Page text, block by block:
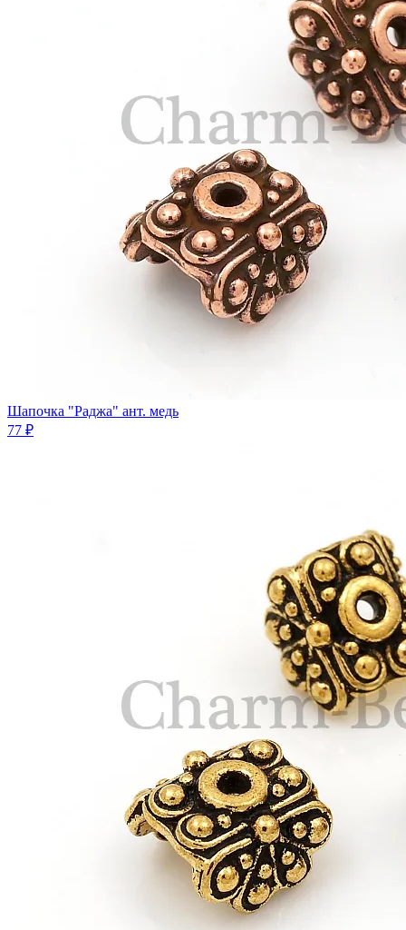
Шапочка "Раджа" ант. медь
77 ₽